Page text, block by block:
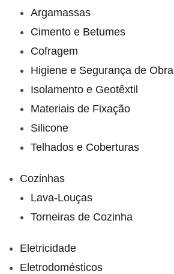
Argamassas
Cimento e Betumes
Cofragem
Higiene e Segurança de Obra
Isolamento e Geotêxtil
Materiais de Fixação
Silicone
Telhados e Coberturas
Cozinhas
Lava-Louças
Torneiras de Cozinha
Eletricidade
Eletrodomésticos